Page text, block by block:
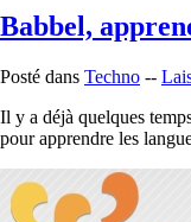
Babbel,
Posté dans Techno --
Il y a déjà quelques
pour apprendre les